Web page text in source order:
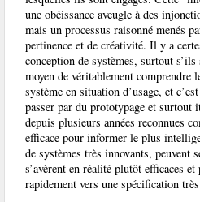
une obéissance aveugle à des
mais un processus raisonné menés
pertinence et de créativité. Il y a
conception de systèmes, surtout
moyen de véritablement comprendre
système en situation d’usage, et
passer par du prototypage et surtout
depuis plusieurs années reconnues
efficace pour informer le plus
de systèmes très innovants, peuvent
s’avèrent en réalité plutôt efficaces
rapidement vers une spécification